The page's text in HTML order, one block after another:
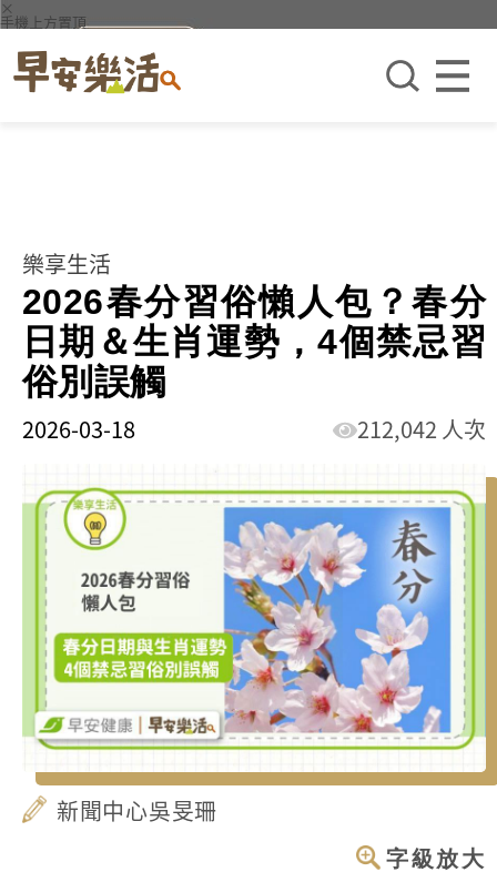
×
手機上方置頂
樂享生活
2026春分習俗懶人包？春分
日期＆生肖運勢，4個禁忌習
俗別誤觸
2026-03-18 212,042 人次
新聞中心吳旻珊
字級放大